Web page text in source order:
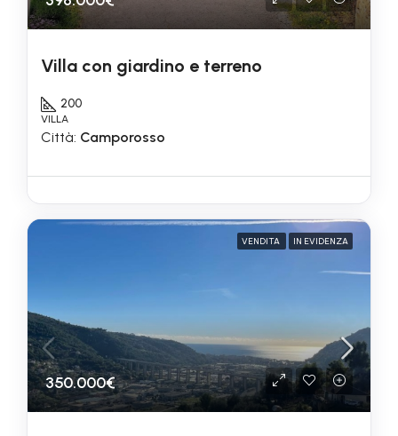
Villa con giardino e terreno
200
VILLA
Città: Camporosso
VENDITA IN EVIDENZA
350.000€